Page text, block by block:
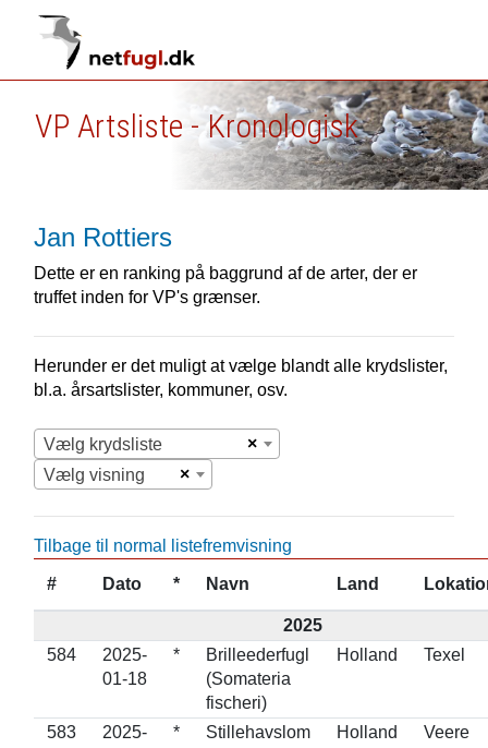
VP Artsliste - Kronologisk
Jan Rottiers
Dette er en ranking på baggrund af de arter, der er
truffet inden for VP's grænser.
Herunder er det muligt at vælge blandt alle krydslister,
bl.a. årsartslister, kommuner, osv.
×
Vælg krydsliste
×
Vælg visning
Tilbage til normal listefremvisning
# Dato * Navn Land
2025
584
2025-
01-18
*
Brilleederfugl
(Somateria
fischeri)
Holland Texel
583
2025-
*
Stillehavslom
Holland Veere